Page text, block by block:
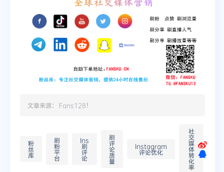
文章来源： Fans128！
粉
丝
库
刷
粉
平
台
Ins
刷
评
论
刷
评
论
质
量
Instagram
评论优化
社
交
媒
体
转
化
率